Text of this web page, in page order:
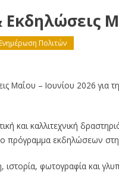
Εκδηλώσεις
Πολιτών
Μαΐου – Ιουνίου 2026 για
και καλλιτεχνική
πρόγραμμα εκδηλώσεων
φωτογραφία και